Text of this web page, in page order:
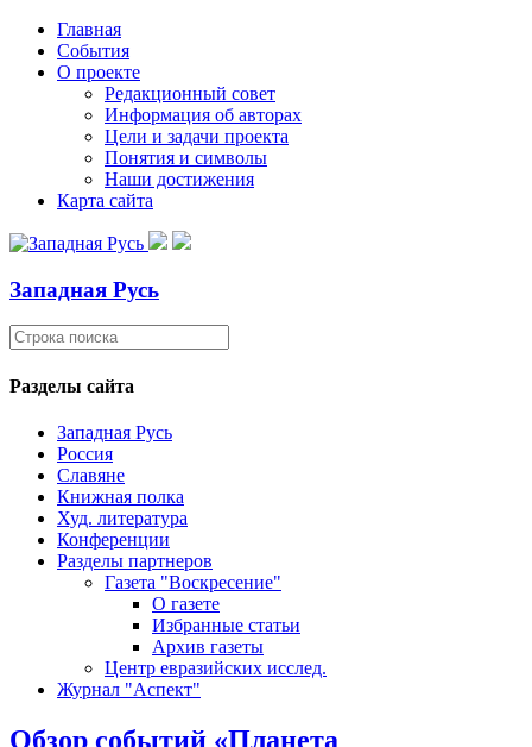
Главная
События
О проекте
Редакционный совет
Информация об авторах
Цели и задачи проекта
Понятия и символы
Наши достижения
Карта сайта
Западная Русь
Разделы сайта
Западная Русь
Россия
Славяне
Книжная полка
Худ. литература
Конференции
Разделы партнеров
Газета "Воскресение"
О газете
Избранные статьи
Архив газеты
Центр евразийских исслед.
Журнал "Аспект"
Обзор событий «Планета